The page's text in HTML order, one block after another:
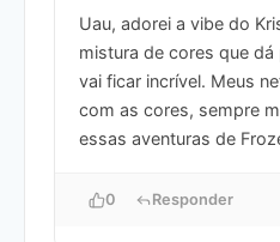
Uau, adorei a vibe do
mistura de cores que dá
vai ficar incrível. Meus
com as cores, sempre
essas aventuras de
0 Responder